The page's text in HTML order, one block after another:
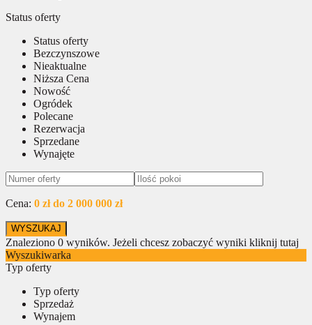
Status oferty
Status oferty
Bezczynszowe
Nieaktualne
Niższa Cena
Nowość
Ogródek
Polecane
Rezerwacja
Sprzedane
Wynajęte
Cena: 0 zł do 2 000 000 zł
Znaleziono 0 wyników. Jeżeli chcesz zobaczyć wyniki kliknij tutaj
Wyszukiwarka
Typ oferty
Typ oferty
Sprzedaż
Wynajem